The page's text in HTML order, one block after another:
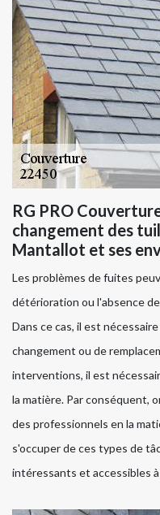
RG PRO
changement des
Mantallot et ses
Les problèmes de fuites
détérioration ou l'absence
Dans ce cas, il est
changement ou de
interventions, il est
la matière. Par conséquent,
des professionnels en la
s'occuper de ces types de
intéressants et accessibles